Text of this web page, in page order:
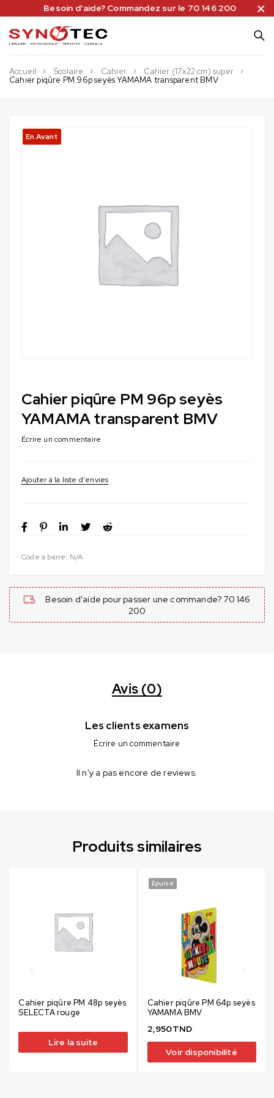
Besoin d'aide? Commandez sur le 70 146 200
Accueil Scolaire Cahier
Cahier (17x22 cm) super
Cahier piqûre PM 96p seyès YAMAMA transparent BMV
En Avant
Cahier piqûre PM 96p seyès
YAMAMA transparent BMV
Écrire un commentaire
Code à barre: N/A
Besoin d'aide pour passer une commande? 70 146
200
Avis (0)
Les clients examens
Écrire un commentaire
Il n'y a pas encore de reviews.
Produits similaires
Cahier piqûre PM 48p seyès
SELECTA rouge
Lire la suite
Épuisé
Cahier piqûre PM 64p seyès
YAMAMA BMV
2,950TND
Voir disponibilité